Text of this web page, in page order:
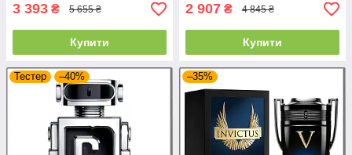
3 393 ₴ 5 655 ₴
Купити
2 907 ₴ 4 845 ₴
Купити
Тестер –40% –35%